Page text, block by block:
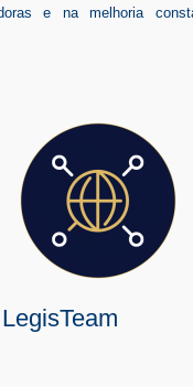
e na melhoria